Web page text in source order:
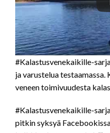
#Kalastusvenekaikille-
ja varustelua
veneen toimivuudesta
#Kalastusvenekaikille-
pitkin syksyä